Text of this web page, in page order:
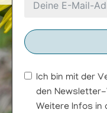
Ich bin mit der
den
Weitere Infos in